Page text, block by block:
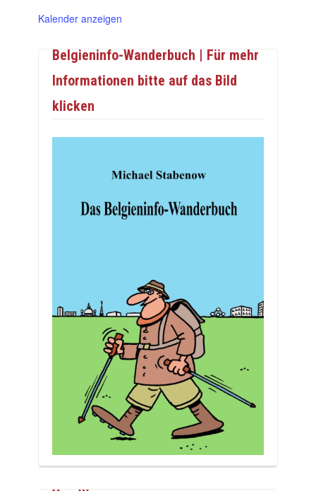
Kalender anzeigen
Belgieninfo-Wanderbuch | Für mehr
Informationen bitte auf das Bild
klicken